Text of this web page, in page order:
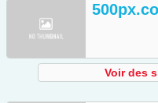
Voir des